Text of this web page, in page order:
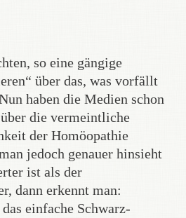
so eine gängige
über das, was vorfällt
haben die Medien schon
die vermeintliche
der Homöopathie
jedoch genauer hinsieht
ist als der
dann erkennt man:
einfache Schwarz-